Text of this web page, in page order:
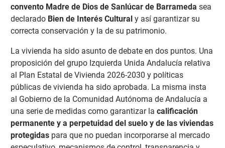
convento Madre de Dios de Sanlúcar de Barrameda sea
declaradoBien de Interés Culturaly así garantizar su
correcta conservación y la de su patrimonio.
La vivienda ha sido asunto de debate en dos puntos. Una
proposición del grupo Izquierda Unida Andalucía relativa
al Plan Estatal de Vivienda 2026-2030 y políticas
públicas de vivienda ha sido aprobada. La misma insta
al Gobierno de la Comunidad Autónoma de Andalucía a
una serie de medidas como garantizar la calificación
permanente y a perpetuidad del suelo y de las viviendas
protegidaspara que no puedan incorporarse al mercado